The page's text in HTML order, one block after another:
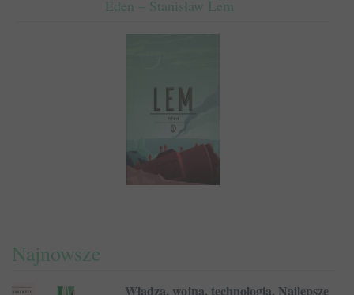
Eden – Stanisław Lem
Najnowsze
Władza, wojna, technologia. Najlepsze